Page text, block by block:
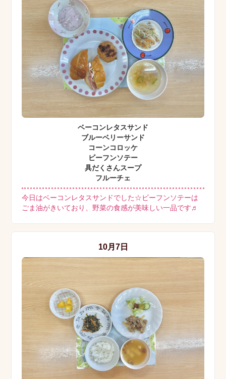
ベーコンレタスサンド
ブルーベリーサンド
コーンコロッケ
ビーフンソテー
具だくさんスープ
フルーチェ
今日はベーコンレタスサンドでした☆ビーフンソテーは
ごま油がきいており、野菜の食感が美味しい一品です♬
10月7日